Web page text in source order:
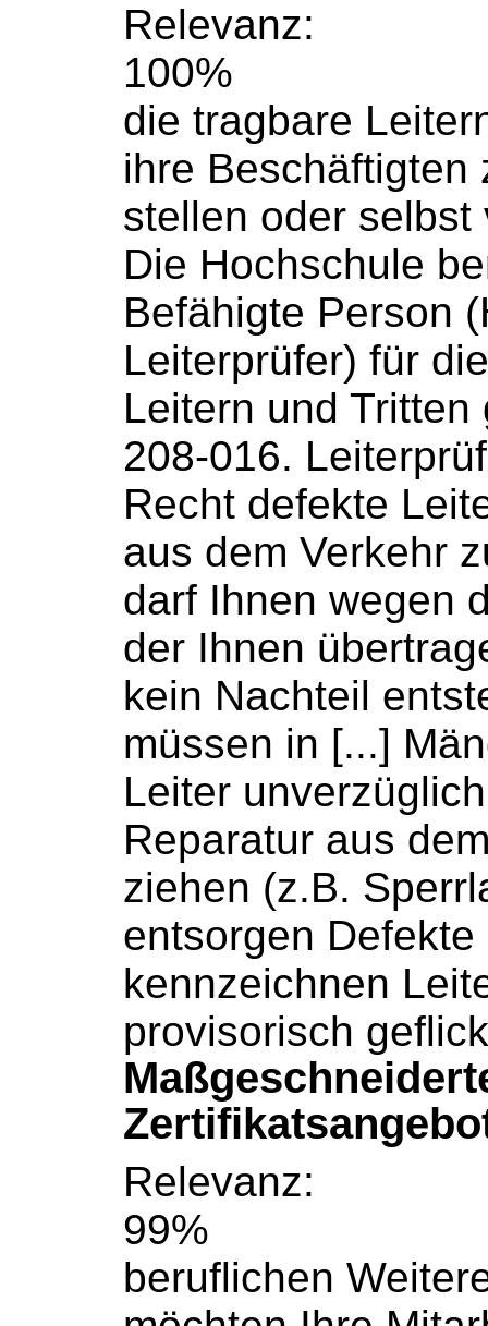
Relevanz:
100%
die tragbare
ihre Beschäftigten
stellen oder selbst
Die Hochschule
Befähigte Person
Leiterprüfer) für
Leitern und Tritten
208-016.
Recht defekte
aus dem Verkehr
darf Ihnen wegen
der Ihnen
kein Nachteil
müssen in [...]
Leiter
Reparatur aus
ziehen (z.B.
entsorgen Defekte
kennzeichnen
provisorisch
Relevanz:
99%
beruflichen